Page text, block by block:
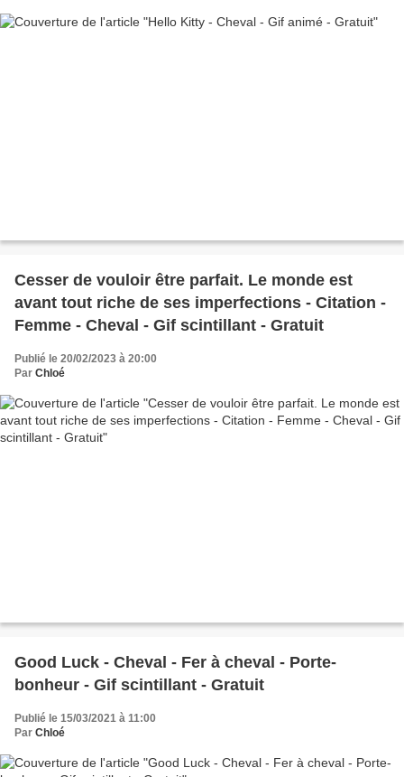
Cesser de vouloir être parfait. Le monde est
avant tout riche de ses imperfections - Citation -
Femme - Cheval - Gif scintillant - Gratuit
Publié le 20/02/2023 à 20:00
Par Chloé
Good Luck - Cheval - Fer à cheval - Porte-
bonheur - Gif scintillant - Gratuit
Publié le 15/03/2021 à 11:00
Par Chloé